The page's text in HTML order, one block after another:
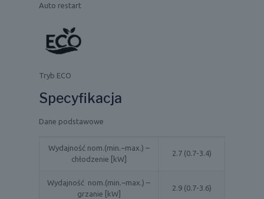
Auto restart
Tryb ECO
Specyfikacja
Dane podstawowe
Wydajność nom.(min.~max.) –
chłodzenie [kW]
2.7 (0.7-3.4)
Wydajność nom.(min.~max.) –
grzanie [kW]
2.9 (0.7-3.6)